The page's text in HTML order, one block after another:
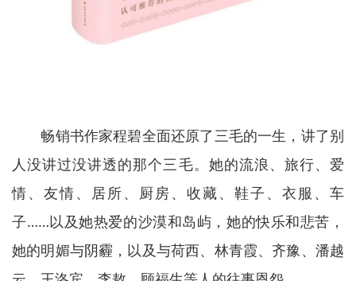
畅销书作家程碧全面还原了三毛的一生，讲了别
人没讲过没讲透的那个三毛。她的流浪、旅行、爱
情、友情、居所、厨房、收藏、鞋子、衣服、车
子……以及她热爱的沙漠和岛屿，她的快乐和悲苦，
她的明媚与阴霾，以及与荷西、林青霞、齐豫、潘越